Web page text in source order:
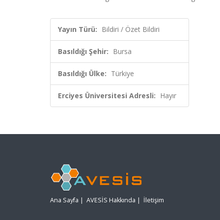
Yayın Türü: Bildiri / Özet Bildiri
Basıldığı Şehir: Bursa
Basıldığı Ülke: Türkiye
Erciyes Üniversitesi Adresli: Hayır
Ana Sayfa | AVESİS Hakkında | İletişim